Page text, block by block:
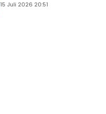
15 Juli 2026 20:51